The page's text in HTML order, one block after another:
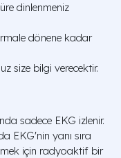
dinlenmeniz
dönene kadar
size bilgi verecektir.
sadece EKG izlenir.
EKG'nin yanı sıra
için radyoaktif bir